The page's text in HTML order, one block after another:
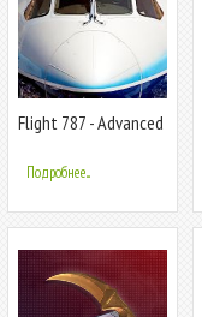
Flight 787 - Advanced
Подробнее...